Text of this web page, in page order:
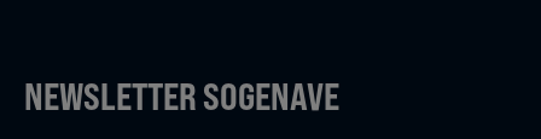
NEWSLETTER SOGENAVE